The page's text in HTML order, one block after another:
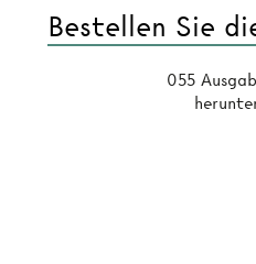
Bestellen Sie
055